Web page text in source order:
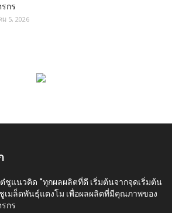
รกร
ม 5, 2026
ต๋ชูแนวคิด “ทุกผลผลิตที่ดี เริ่มต้นจากจุดเริ่มต้น
เมล็ดพันธุ์แตงโม เพื่อผลผลิตที่มีคุณภาพของ
รกร